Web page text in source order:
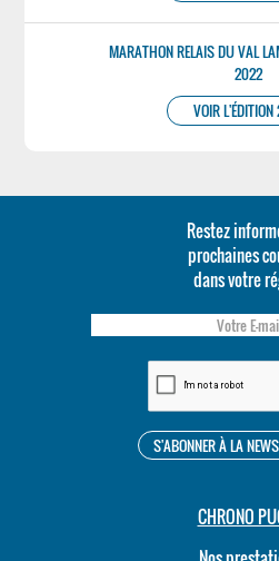
MARATHON RELAIS DU VAL
2022
VOIR
Restez
prochaines
dans votre
CHRONO